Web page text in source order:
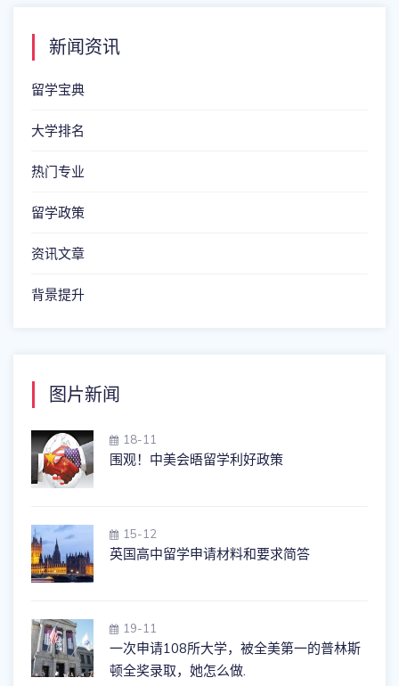
新闻资讯
留学宝典
大学排名
热门专业
留学政策
资讯文章
背景提升
图片新闻
18-11
围观！中美会晤留学利好政策
15-12
英国高中留学申请材料和要求简答
19-11
一次申请108所大学，被全美第一的普林斯
顿全奖录取，她怎么做.